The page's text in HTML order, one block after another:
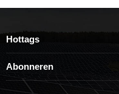
eenvoudig te installeren
om arbeidskosten en
installatietijd te besparen.
Hottags
Abonneren